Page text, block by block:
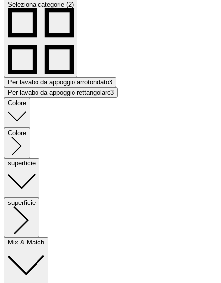
Seleziona categorie (2)
Per lavabo da appoggio arrotondato3
Per lavabo da appoggio rettangolare3
Colore
Colore
superficie
superficie
Mix & Match